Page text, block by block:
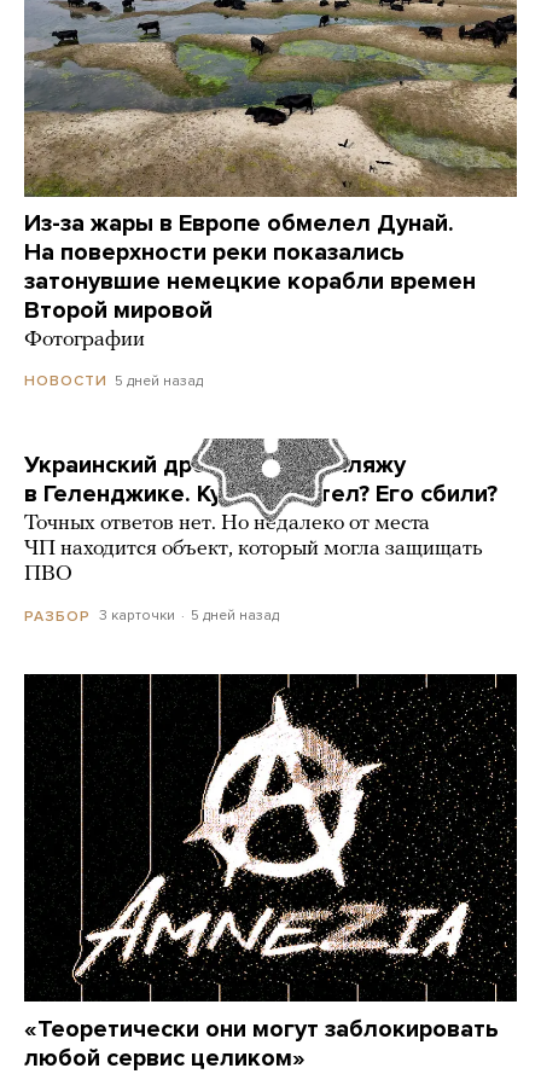
Из-за жары в Европе обмелел Дунай.
На поверхности реки показались
затонувшие немецкие корабли времен
Второй мировой
Фотографии
НОВОСТИ 5 дней назад
Украинский дрон попал по пляжу
в Геленджике. Куда он летел? Его сбили?
Точных ответов нет. Но недалеко от места
ЧП находится объект, который могла защищать
ПВО
РАЗБОР 3 карточки 5 дней назад
«Теоретически они могут заблокировать
любой сервис целиком»